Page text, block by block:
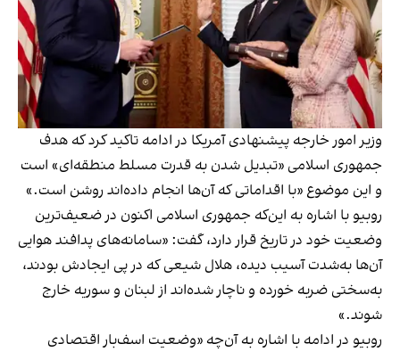
وزیر امور خارجه پیشنهادی آمریکا در ادامه تاکید کرد که هدف
جمهوری اسلامی «تبدیل شدن به قدرت مسلط منطقه‌ای» است
و این موضوع «با اقداماتی که آن‌ها انجام داده‌اند روشن است.»
روبیو با اشاره به این‌که جمهوری اسلامی اکنون در ضعیف‌ترین
وضعیت خود در تاریخ قرار دارد، گفت: «سامانه‌های پدافند هوایی
آن‌ها به‌شدت آسیب دیده، هلال شیعی‌ که در پی ایجادش بودند،
به‌سختی ضربه خورده و ناچار شده‌اند از لبنان و سوریه خارج
شوند.»
روبیو در ادامه با اشاره به آن‌چه «وضعیت اسف‌بار اقتصادی